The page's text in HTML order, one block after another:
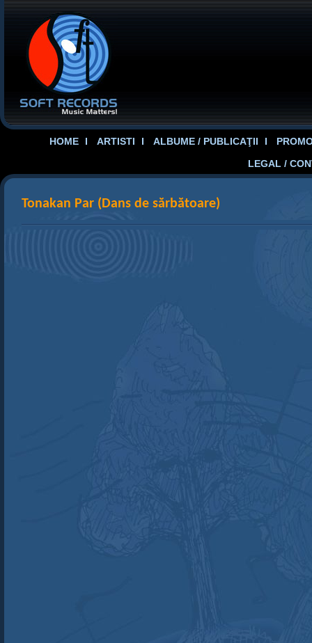
HOME ARTISTI ALBUME / PUBLICAŢII
LEGAL /
Tonakan Par (Dans de sărbătoare)